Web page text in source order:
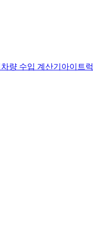
차량 수입 계산기 아이트럭